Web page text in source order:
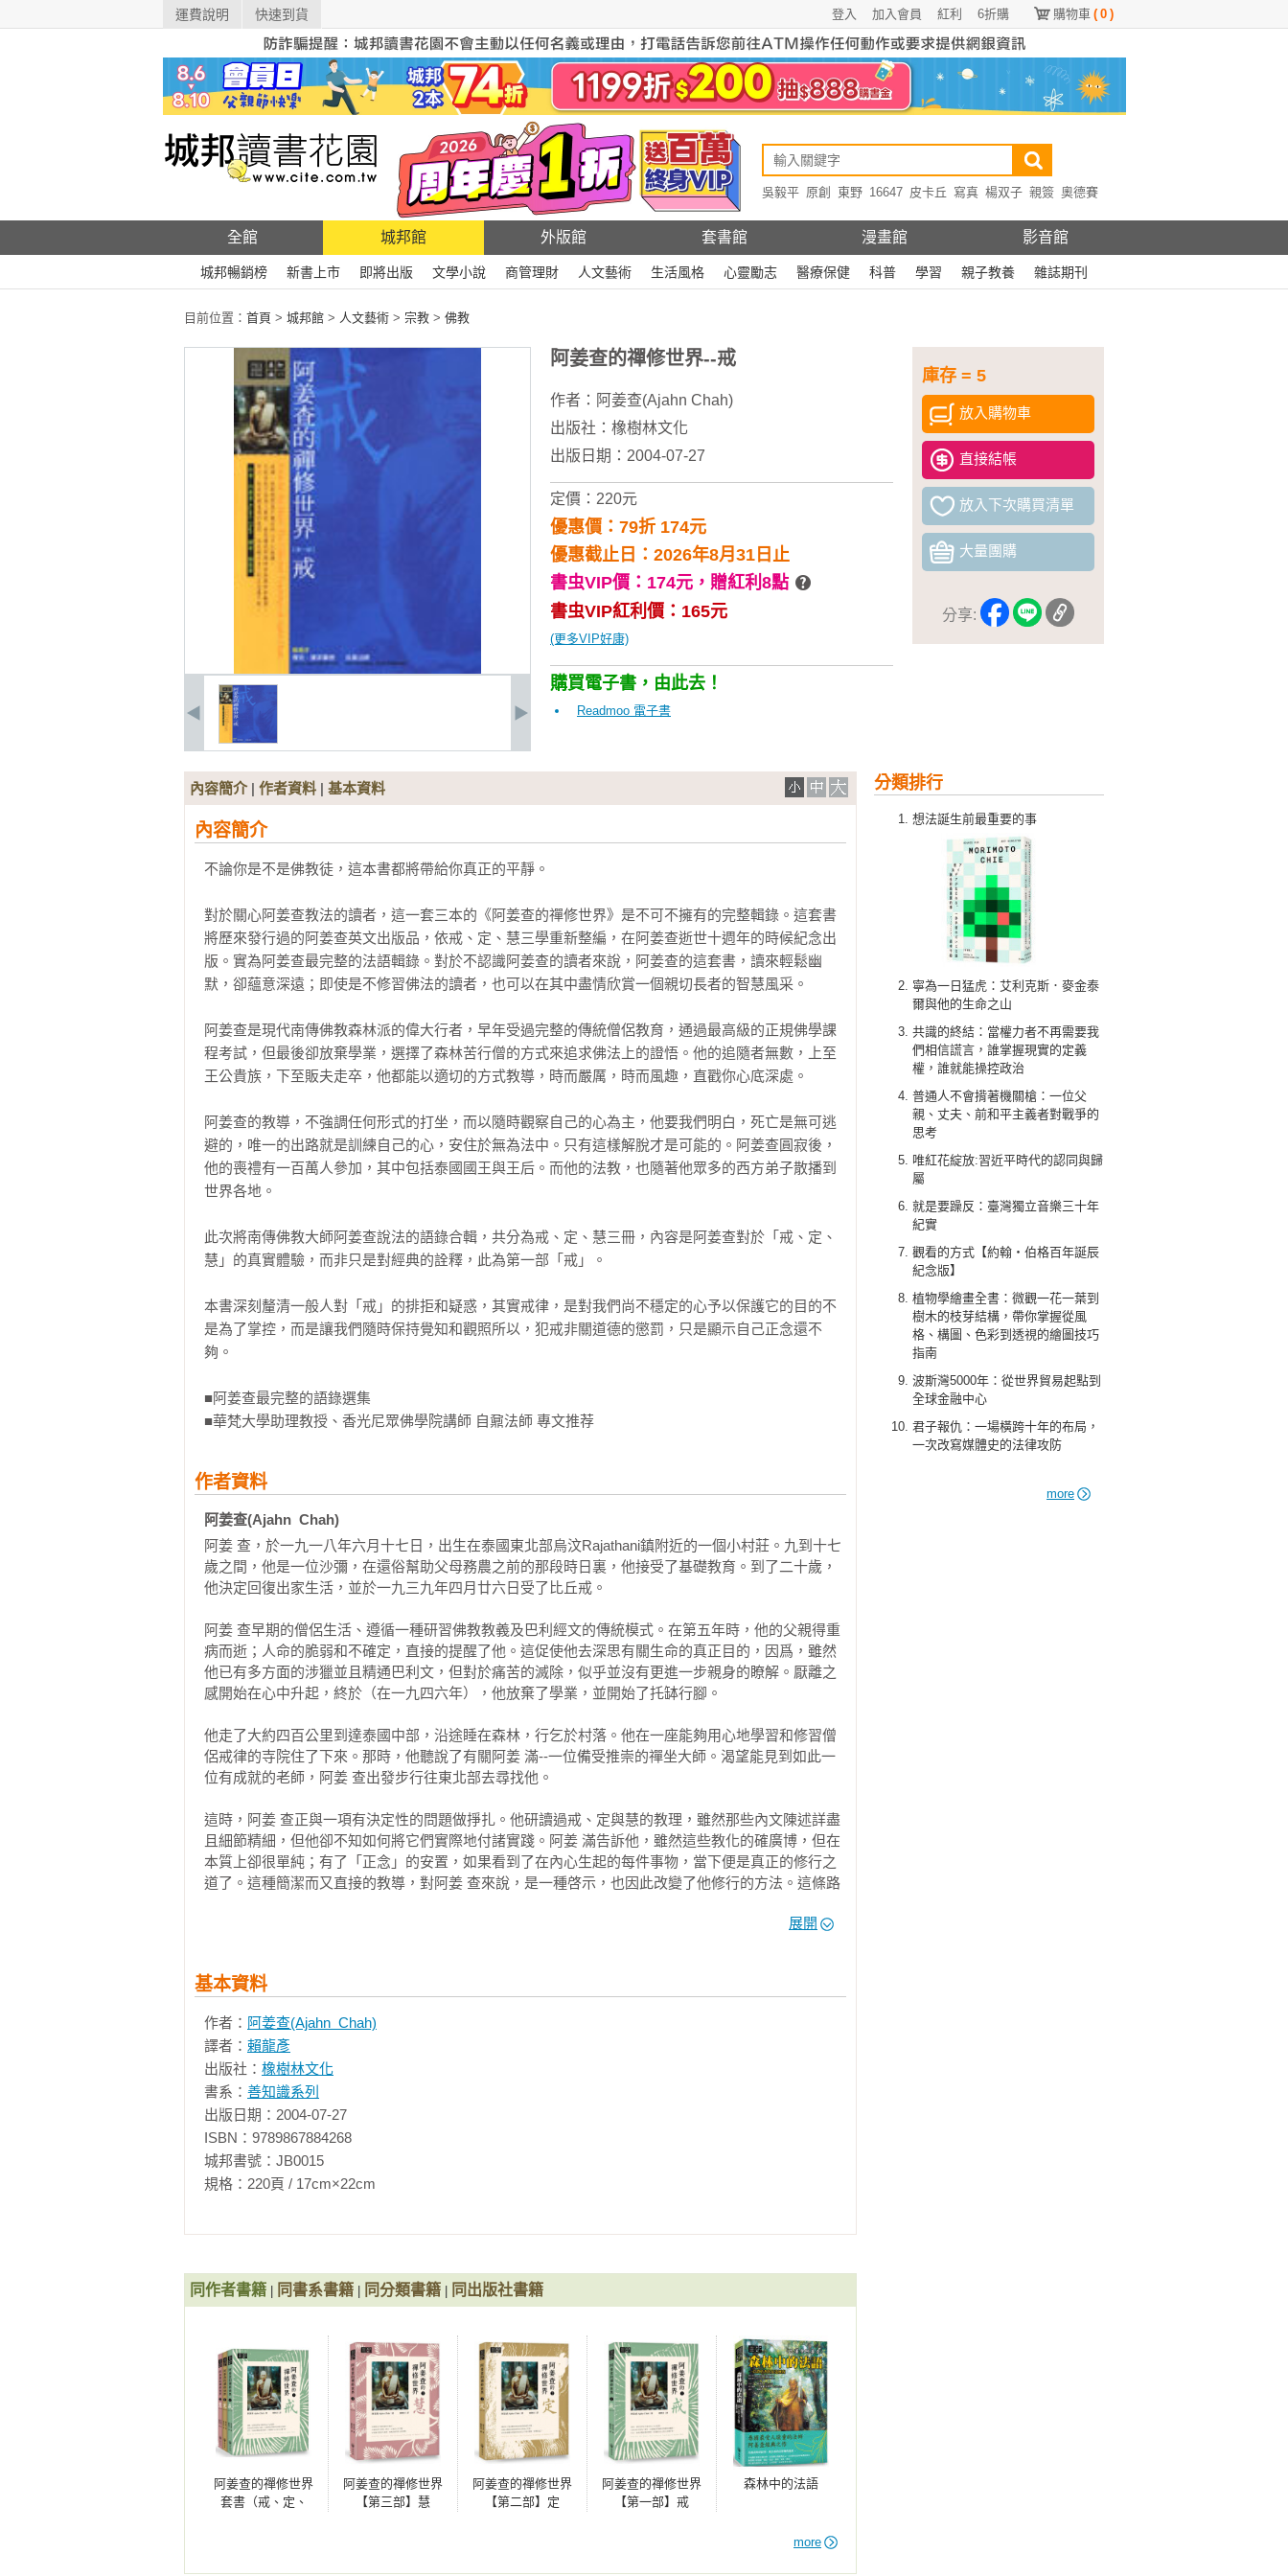
運費說明 快速到貨 購物車 ( 0 )
6折購
紅利
加入會員
登入
吳毅平 原創 東野 16647 皮卡丘 寫真 楊双子 親簽 奧德賽
全館 城邦館 外版館 套書館 漫畫館 影音館
城邦暢銷榜 新書上市 即將出版 文學小說 商管理財 人文藝術 生活風格 心靈勵志 醫療保健 科普 學習 親子教養 雜誌期刊
目前位置： 首頁 > 城邦館 > 人文藝術 > 宗教 > 佛教
庫存 = 5
放入購物車
直接結帳
放入下次購買清單
大量團購
分享:
阿姜查的禪修世界--戒
作者： 阿姜查(Ajahn Chah)
出版社： 橡樹林文化
出版日期：2004-07-27
定價：220元
優惠價：79折 174元
優惠截止日：2026年8月31日止
書虫VIP價：174元， 贈紅利8點
書虫VIP紅利價：165元
(更多VIP好康)
購買電子書，由此去！
Readmoo 電子書
分類排行
想法誕生前最重要的事
寧為一日猛虎：艾利克斯．麥金泰
爾與他的生命之山
共識的終結：當權力者不再需要我
們相信謊言，誰掌握現實的定義
權，誰就能操控政治
普通人不會揹著機關槍：一位父
親、丈夫、前和平主義者對戰爭的
思考
唯紅花綻放:習近平時代的認同與歸
屬
就是要躁反：臺灣獨立音樂三十年
紀實
觀看的方式【約翰‧伯格百年誕辰
紀念版】
植物學繪畫全書：微觀一花一葉到
樹木的枝芽結構，帶你掌握從風
格、構圖、色彩到透視的繪圖技巧
指南
波斯灣5000年：從世界貿易起點到
全球金融中心
君子報仇：一場橫跨十年的布局，
一次改寫媒體史的法律攻防
more
內容簡介| 作者資料 | 基本資料
內容簡介
不論你是不是佛教徒，這本書都將帶給你真正的平靜。
對於關心阿姜查教法的讀者，這一套三本的《阿姜查的禪修世界》是不可不擁有的完整輯錄。這套書
將歷來發行過的阿姜查英文出版品，依戒、定、慧三學重新整編，在阿姜查逝世十週年的時候紀念出
版。實為阿姜查最完整的法語輯錄。對於不認識阿姜查的讀者來說，阿姜查的這套書，讀來輕鬆幽
默，卻蘊意深遠；即使是不修習佛法的讀者，也可以在其中盡情欣賞一個親切長者的智慧風采。
阿姜查是現代南傳佛教森林派的偉大行者，早年受過完整的傳統僧侶教育，通過最高級的正規佛學課
程考試，但最後卻放棄學業，選擇了森林苦行僧的方式來追求佛法上的證悟。他的追隨者無數，上至
王公貴族，下至販夫走卒，他都能以適切的方式教導，時而嚴厲，時而風趣，直戳你心底深處。
阿姜查的教導，不強調任何形式的打坐，而以隨時觀察自己的心為主，他要我們明白，死亡是無可逃
避的，唯一的出路就是訓練自己的心，安住於無為法中。只有這樣解脫才是可能的。阿姜查圓寂後，
他的喪禮有一百萬人參加，其中包括泰國國王與王后。而他的法教，也隨著他眾多的西方弟子散播到
世界各地。
此次將南傳佛教大師阿姜查說法的語錄合輯，共分為戒、定、慧三冊，內容是阿姜查對於「戒、定、
慧」的真實體驗，而非只是對經典的詮釋，此為第一部「戒」。
本書深刻釐清一般人對「戒」的排拒和疑惑，其實戒律，是對我們尚不穩定的心予以保護它的目的不
是為了掌控，而是讓我們隨時保持覺知和觀照所以，犯戒非關道德的懲罰，只是顯示自己正念還不
夠。
■阿姜查最完整的語錄選集
■華梵大學助理教授、香光尼眾佛學院講師 自鼐法師 專文推荐
作者資料
阿姜查(Ajahn  Chah)
阿姜 查，於一九一八年六月十七日，出生在泰國東北部烏汶Rajathani鎮附近的一個小村莊。九到十七
歲之間，他是一位沙彌，在還俗幫助父母務農之前的那段時日裏，他接受了基礎教育。到了二十歲，
他決定回復出家生活，並於一九三九年四月廿六日受了比丘戒。
阿姜 查早期的僧侶生活、遵循一種研習佛教教義及巴利經文的傳統模式。在第五年時，他的父親得重
病而逝；人命的脆弱和不確定，直接的提醒了他。這促使他去深思有關生命的真正目的，因爲，雖然
他已有多方面的涉獵並且精通巴利文，但對於痛苦的滅除，似乎並沒有更進一步親身的瞭解。厭離之
感開始在心中升起，終於（在一九四六年），他放棄了學業，並開始了托缽行腳。
他走了大約四百公里到達泰國中部，沿途睡在森林，行乞於村落。他在一座能夠用心地學習和修習僧
侶戒律的寺院住了下來。那時，他聽說了有關阿姜 滿--一位備受推崇的禪坐大師。渴望能見到如此一
位有成就的老師，阿姜 查出發步行往東北部去尋找他。
這時，阿姜 查正與一項有決定性的問題做掙扎。他研讀過戒、定與慧的教理，雖然那些內文陳述詳盡
且細節精細，但他卻不知如何將它們實際地付諸實踐。阿姜 滿告訴他，雖然這些教化的確廣博，但在
本質上卻很單純；有了「正念」的安置，如果看到了在內心生起的每件事物，當下便是真正的修行之
道了。這種簡潔而又直接的教導，對阿姜 查來說，是一種啓示，也因此改變了他修行的方法。這條路
洞察生命的真正意義。
經過多年的流浪，一九五四年，他受邀返回故鄉的村子，就在一處熱病橫行、鬼魅出沒，稱作「巴
蓬」的森林附近住了下來。不顧瘧疾的困境、簡陋的住處以及稀少的食物，追隨他的弟子，人數越來
越多。現在被人稱爲巴蓬寺的寺院就是設立在那兒的，而最後地，分院也在別處被建立了起來。
在阿姜 查寺院裏的訓練是十分嚴厲且冷峻的。阿姜 查經常將他們的弟子們推到最極限，去測驗他們耐
久的能力，期使他們能開展耐心和決心。他有時發起費時且表面上看起來毫無意義的工作計劃，由此
去頓挫他們對平靜的執著。這重點經常放在屈服於事物的本然樣子，而最大的強調點著重於嚴格的
「戒」之遵守上。
一九八一年，再度出遊後，由於糖尿病所致，阿姜 查的健康逐漸走下坡，也因此無法于雨季時在巴蓬
寺安居。
當病情惡化，他以自己的身體作爲一種教導--「萬物皆無常」的一種活生生的示例。他不斷地提醒人
們，要努力在他們自心裏處找到一個真實的歸依處，因爲，他不再有很多的時間能教他們了。
在一九八一年「雨期」結束前，他被送往曼谷做一個手術。幾個月內，他停止了說話，並逐漸失去了
對四肢的控制，終至全然癱瘓而臥病在床。從此以後，他被比丘弟子們全心全力地照顧和服侍；他們
都感激且樂於有機會服侍曾經如此有耐性和慈悲地引導一條正道給那麽多人的一位老師。
一九九二年，一月十六日，上午五時二十分，阿姜 查在他的寺院，泰國烏汶的巴蓬寺，於隨侍的比丘
們面前，安詳地離開了人間。
展開
基本資料
作者： 阿姜查(Ajahn  Chah)
譯者： 賴龍彥
出版社： 橡樹林文化
書系： 善知識系列
出版日期：2004-07-27
ISBN：9789867884268
城邦書號：JB0015
規格：220頁 / 17cm×22cm
同作者書籍 同書系書籍 同分類書籍 同出版社書籍
阿姜查的禪修世界
套書（戒、定、
阿姜查的禪修世界
【第三部】慧
阿姜查的禪修世界
【第二部】定
阿姜查的禪修世界
【第一部】戒
森林中的法語
more